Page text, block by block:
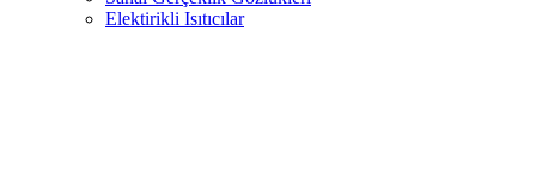
Elektirikli Isıtıcılar